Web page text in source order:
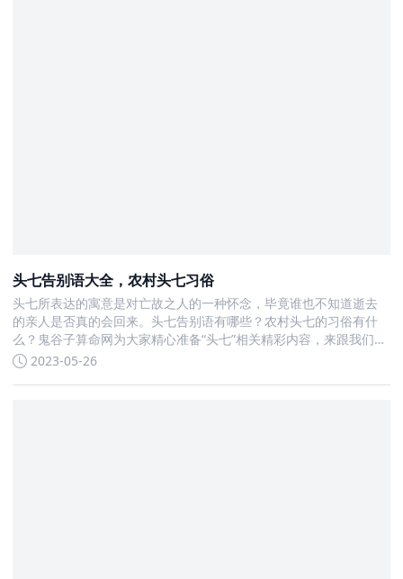
头七告别语大全，农村头七习俗
头七所表达的寓意是对亡故之人的一种怀念，毕竟谁也不知道逝去
的亲人是否真的会回来。头七告别语有哪些？农村头七的习俗有什
么？鬼谷子算命网为大家精心准备“头七”相关精彩内容，来跟我们了
解更多头七讲究和忌讳。 头七告别语大全1、愿父亲在天堂安好，我
2023-05-26